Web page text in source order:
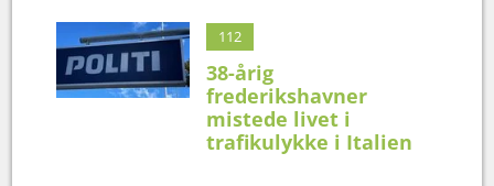
112
38-årig
frederikshavner
mistede livet i
trafikulykke i Italien